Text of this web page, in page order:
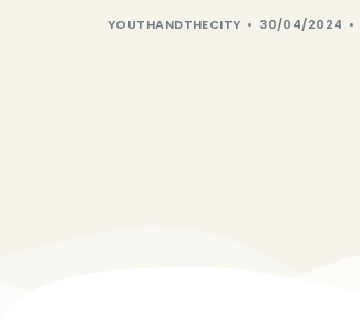
YOUTHANDTHECITY 30/04/2024